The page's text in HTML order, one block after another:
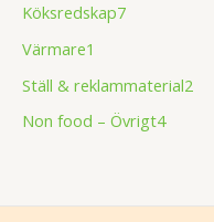
Köksredskap7
Värmare1
Ställ & reklammaterial2
Non food – Övrigt4